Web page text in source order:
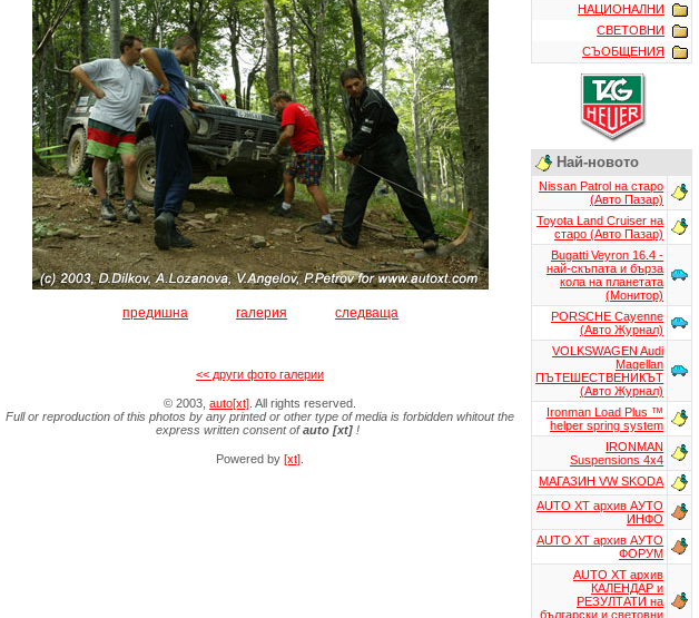
предишна галерия следваща
<< други фото галерии
© 2003, auto[xt] . All rights reserved.
Full or reproduction of this photos by any printed or other type of media is forbidden whitout the
express written consent ofauto [xt] !
Powered by [xt]
НАЦИОНАЛНИ
СВЕТОВНИ
СЪОБЩЕНИЯ
Най-новото
Nissan Patrol на старо
(Авто Пазар)
Toyota Land Cruiser на
старо (Авто Пазар)
Bugatti Veyron 16.4 -
най-скъпата и бърза
кола на планетата
(Монитор)
PORSCHE Cayenne
(Авто Журнал)
VOLKSWAGEN Audi
Magellan
ПЪТЕШЕСТВЕНИКЪТ
(Авто Журнал)
Ironman Load Plus ™
helper spring system
IRONMAN
Suspensions 4x4
МАГАЗИН VW SKODA
AUTO XT aрхив АУТО
ИНФО
AUTO XT aрхив АУТО
ФОРУМ
AUTO XT aрхив
КАЛЕНДАР и
РЕЗУЛТАТИ на
български и световни